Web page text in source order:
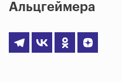
Альцгеймера